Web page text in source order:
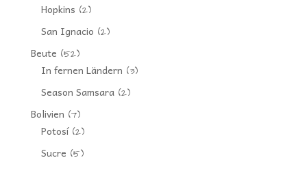
Hopkins (2)
San Ignacio (2)
Beute (52)
In fernen Ländern (3)
Season Samsara(2)
Bolivien (7)
Potosí(2)
Sucre (5)